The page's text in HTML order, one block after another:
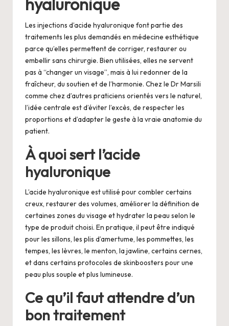
hyaluronique
Les injections d’acide hyaluronique font partie des
traitements les plus demandés en médecine esthétique
parce qu’elles permettent de corriger, restaurer ou
embellir sans chirurgie. Bien utilisées, elles ne servent
pas à “changer un visage”, mais à lui redonner de la
fraîcheur, du soutien et de l’harmonie. Chez le Dr Marsili
comme chez d’autres praticiens orientés vers le naturel,
l’idée centrale est d’éviter l’excès, de respecter les
proportions et d’adapter le geste à la vraie anatomie du
patient.
À quoi sert l’acide
hyaluronique
L’acide hyaluronique est utilisé pour combler certains
creux, restaurer des volumes, améliorer la définition de
certaines zones du visage et hydrater la peau selon le
type de produit choisi. En pratique, il peut être indiqué
pour les sillons, les plis d’amertume, les pommettes, les
tempes, les lèvres, le menton, la jawline, certains cernes,
et dans certains protocoles de skinboosters pour une
peau plus souple et plus lumineuse.
Ce qu’il faut attendre d’un
bon traitement